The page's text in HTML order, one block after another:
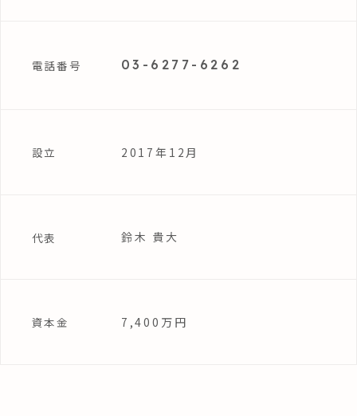
電話番号 03-6277-6262
設立 2017年12月
代表 鈴木 貴大
資本金 7,400万円